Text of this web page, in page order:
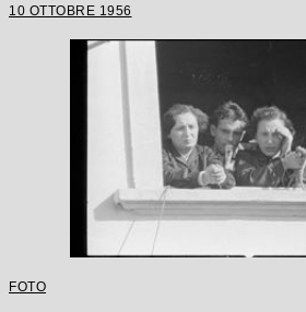
10 OTTOBRE 1956
FOTO